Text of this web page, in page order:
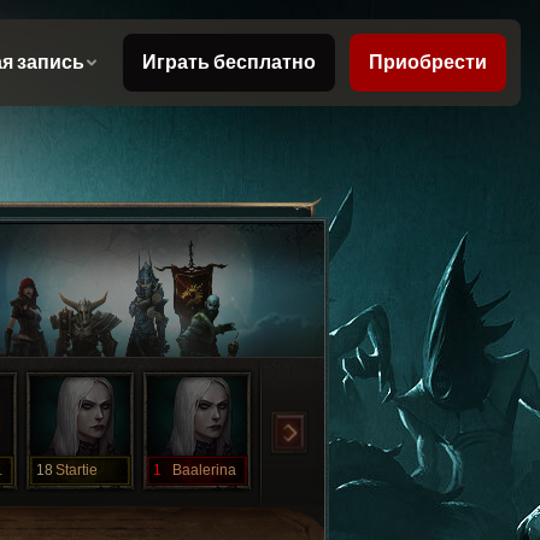
18 Startie 1 Baalerina